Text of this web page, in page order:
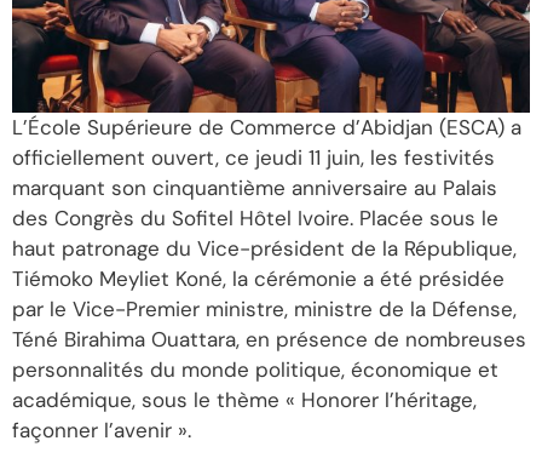
L’École Supérieure de Commerce d’Abidjan (ESCA) a
officiellement ouvert, ce jeudi 11 juin, les festivités
marquant son cinquantième anniversaire au Palais
des Congrès du Sofitel Hôtel Ivoire. Placée sous le
haut patronage du Vice-président de la République,
Tiémoko Meyliet Koné, la cérémonie a été présidée
par le Vice-Premier ministre, ministre de la Défense,
Téné Birahima Ouattara, en présence de nombreuses
personnalités du monde politique, économique et
académique, sous le thème « Honorer l’héritage,
façonner l’avenir ».